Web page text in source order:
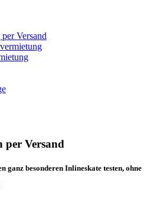
Versand
per Versand
ganz besonderen Inlineskate testen, ohne